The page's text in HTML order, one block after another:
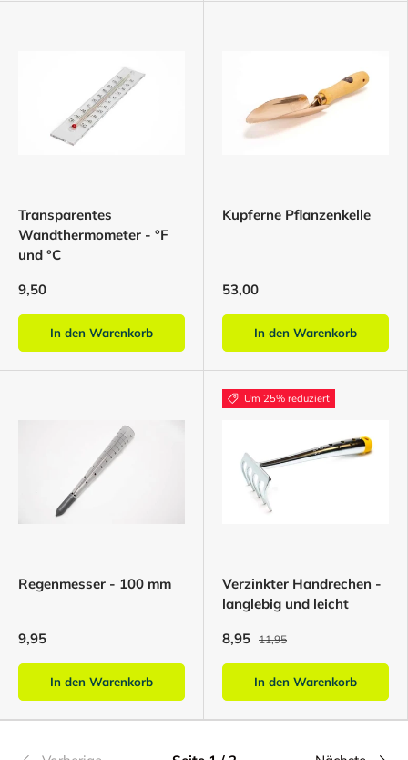
Transparentes
Wandthermometer - °F
und °C
9,50
In den Warenkorb
Kupferne Pflanzenkelle
53,00
In den Warenkorb
Regenmesser - 100 mm
9,95
In den Warenkorb
Um 25% reduziert
Verzinkter Handrechen -
langlebig und leicht
8,95 11,95
In den Warenkorb